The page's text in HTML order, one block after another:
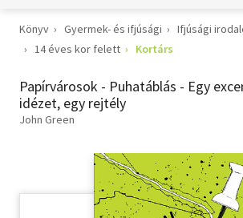
Életmód, egészség
Gyermek- és ifjúsági
Könyv Gyermek- és ifjúsági
Ifjúsági
14 éves kor felett
Kortárs
Papírvárosok - Puhatáblás - Egy
idézet, egy rejtély
John Green